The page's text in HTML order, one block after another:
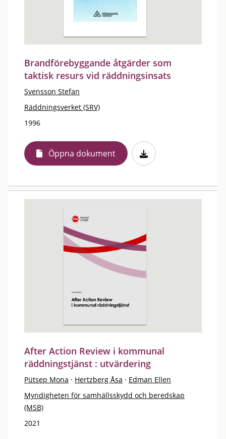
Brandförebyggande åtgärder som
taktisk resurs vid räddningsinsats
Svensson Stefan
Räddningsverket (SRV)
1996
Öppna dokument
After Action Review i kommunal
räddningstjänst : utvärdering
Pütsep Mona · Hertzberg Åsa · Edman Ellen
Myndigheten för samhällsskydd och beredskap
(MSB)
2021